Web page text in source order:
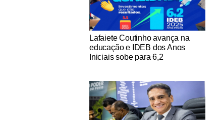
Notícias Católicas
Lafaiete Coutinho avança na
educação e IDEB dos Anos
Iniciais sobe para 6,2